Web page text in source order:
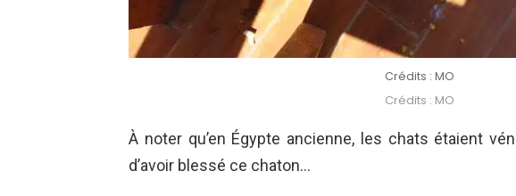
Crédits : MO
Crédits : MO
À noter qu’en Égypte ancienne, les chats étaient
d’avoir blessé ce chaton…